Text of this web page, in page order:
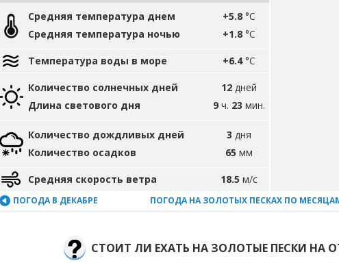
Средняя температура днем
Средняя температура ночью
+5.8 °C
+1.8 °C
Температура воды в море +6.4°C
Количество солнечных дней
Длина светового дня
12 дней
9 ч. 23 мин.
Количество дождливых дней
Количество осадков
3 дня
65 мм
Средняя скорость ветра 18.5 м/с
ПОГОДА В ДЕКАБРЕ ПОГОДА НА ЗОЛОТЫХ ПЕСКАХ ПО
СТОИТ ЛИ ЕХАТЬ НА ЗОЛОТЫЕ ПЕСКИ НА